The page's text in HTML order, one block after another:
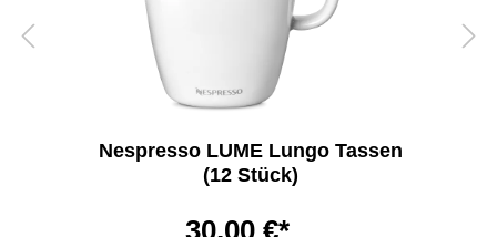
Nespresso LUME Lungo Tassen
(12 Stück)
30,00 €*